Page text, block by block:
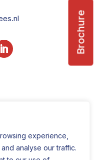
experience,
analyse our traffic.
Brochure